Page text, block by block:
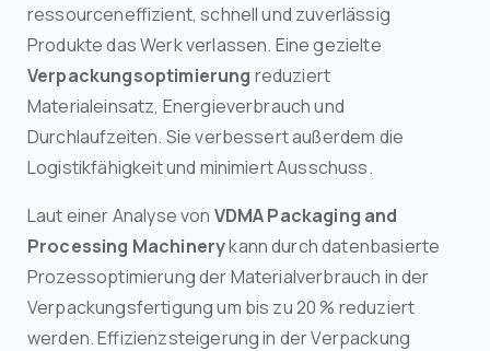
ressourceneffizient, schnell und zuverlässig
Produkte das Werk verlassen. Eine gezielte
Verpackungsoptimierung reduziert
Materialeinsatz, Energieverbrauch und
Durchlaufzeiten. Sie verbessert außerdem die
Logistikfähigkeit und minimiert Ausschuss.
Laut einer Analyse von VDMA Packaging and
Processing Machinerykann durch datenbasierte
Prozessoptimierung der Materialverbrauch in der
Verpackungsfertigung um bis zu 20 % reduziert
werden. Effizienzsteigerung in der Verpackung